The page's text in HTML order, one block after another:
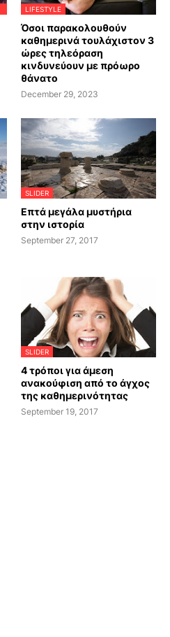
LIFESTYLE
Όσοι παρακολουθούν
καθημερινά τουλάχιστον 3
ώρες τηλεόραση
κινδυνεύουν με πρόωρο
θάνατο
December 29, 2023
SLIDER
Επτά μεγάλα μυστήρια
στην ιστορία
September 27, 2017
SLIDER
4 τρόποι για άμεση
ανακούφιση από το άγχος
της καθημερινότητας
September 19, 2017